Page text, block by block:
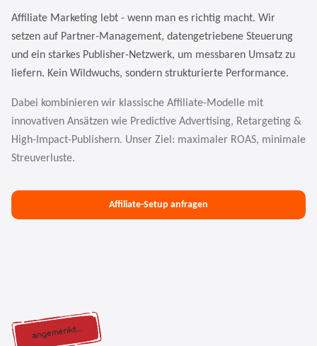
Affiliate Marketing lebt - wenn man es richtig macht. Wir
setzen auf Partner-Management, datengetriebene Steuerung
und ein starkes Publisher-Netzwerk, um messbaren Umsatz zu
liefern. Kein Wildwuchs, sondern strukturierte Performance.
Dabei kombinieren wir klassische Affiliate-Modelle mit
innovativen Ansätzen wie Predictive Advertising, Retargeting &
High-Impact-Publishern. Unser Ziel: maximaler ROAS, minimale
Streuverluste.
Affiliate-Setup anfragen